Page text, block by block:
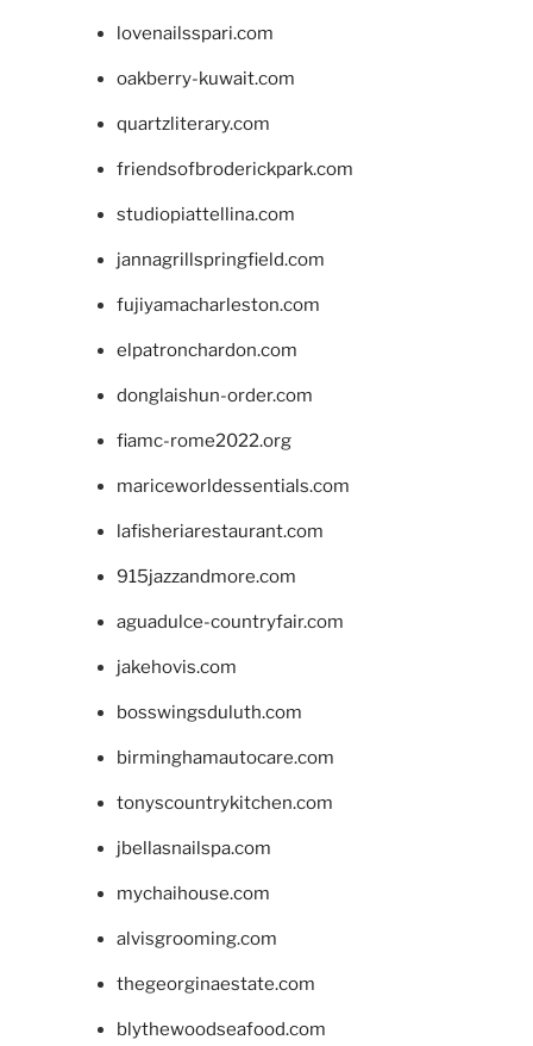
lovenailsspari.com
oakberry-kuwait.com
quartzliterary.com
friendsofbroderickpark.com
studiopiattellina.com
jannagrillspringfield.com
fujiyamacharleston.com
elpatronchardon.com
donglaishun-order.com
fiamc-rome2022.org
mariceworldessentials.com
lafisheriarestaurant.com
915jazzandmore.com
aguadulce-countryfair.com
jakehovis.com
bosswingsduluth.com
birminghamautocare.com
tonyscountrykitchen.com
jbellasnailspa.com
mychaihouse.com
alvisgrooming.com
thegeorginaestate.com
blythewoodseafood.com